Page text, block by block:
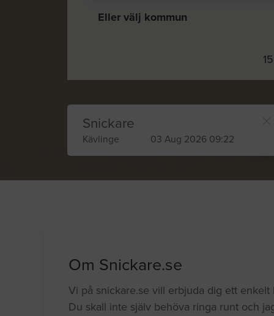
Eller välj kommun
Snickare
Kävlinge 03 Aug 2026 09:22
Om Snickare.se
Vi på snickare.se vill erbjuda dig ett
Du skall inte själv behöva ringa runt och